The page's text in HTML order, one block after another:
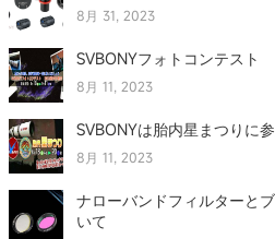
8月 31, 2023
SVBONYフォトコンテス
8月 11, 2023
SVBONYは胎内星まつりに
8月 11, 2023
ナローバンドフィルターと
いて